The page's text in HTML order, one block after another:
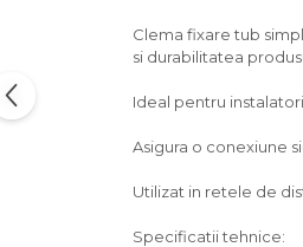
Clema fixare tub
si durabilitatea
Ideal pentru
Asigura o conexiune
Utilizat in retele de
Specificatii tehnice: